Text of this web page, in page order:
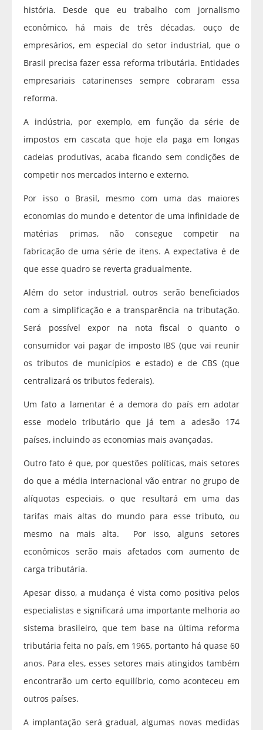
história. Desde que eu trabalho com jornalismo
econômico, há mais de três décadas, ouço de
empresários, em especial do setor industrial, que o
Brasil precisa fazer essa reforma tributária. Entidades
empresariais catarinenses sempre cobraram essa
reforma.
A indústria, por exemplo, em função da série de
impostos em cascata que hoje ela paga em longas
cadeias produtivas, acaba ficando sem condições de
competir nos mercados interno e externo.
Por isso o Brasil, mesmo com uma das maiores
economias do mundo e detentor de uma infinidade de
matérias primas, não consegue competir na
fabricação de uma série de itens. A expectativa é de
que esse quadro se reverta gradualmente.
Além do setor industrial, outros serão beneficiados
com a simplificação e a transparência na tributação.
Será possível expor na nota fiscal o quanto o
consumidor vai pagar de imposto IBS (que vai reunir
os tributos de municípios e estado) e de CBS (que
centralizará os tributos federais).
Um fato a lamentar é a demora do país em adotar
esse modelo tributário que já tem a adesão 174
países, incluindo as economias mais avançadas.
Outro fato é que, por questões políticas, mais setores
do que a média internacional vão entrar no grupo de
alíquotas especiais, o que resultará em uma das
tarifas mais altas do mundo para esse tributo, ou
mesmo na mais alta. Por isso, alguns setores
econômicos serão mais afetados com aumento de
carga tributária.
Apesar disso, a mudança é vista como positiva pelos
especialistas e significará uma importante melhoria ao
sistema brasileiro, que tem base na última reforma
tributária feita no país, em 1965, portanto há quase 60
anos. Para eles, esses setores mais atingidos também
encontrarão um certo equilíbrio, como aconteceu em
outros países.
A implantação será gradual, algumas novas medidas